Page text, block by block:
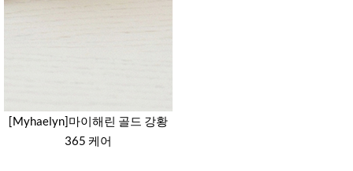
[Myhaelyn]마이해린 골드 강황
365 케어